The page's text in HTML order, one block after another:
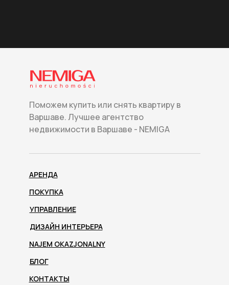
Поможем купить или снять квартиру в
Варшаве. Лучшее агентство
недвижимости в Варшаве - NEMIGA
БЛОГ
АРЕНДА
ПОКУПКА
NAJEM OKAZJONALNY
КОНТАКТЫ
УПРАВЛЕНИЕ
ДИЗАЙН ИНТЕРЬЕРА